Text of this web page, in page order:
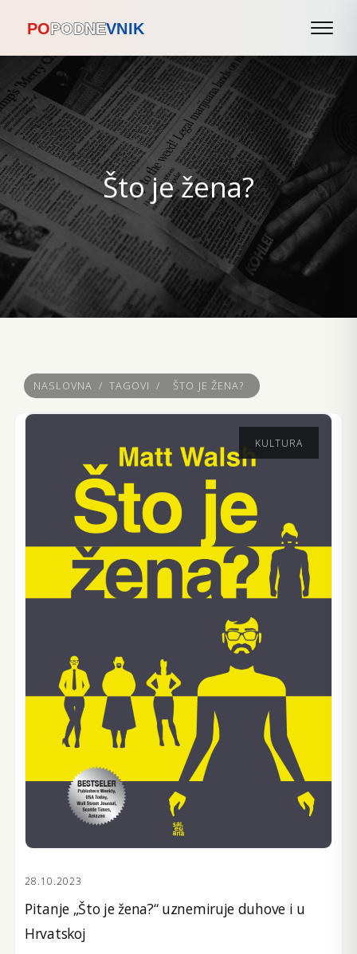
Što je žena?
NASLOVNA / TAGOVI / ŠTO JE ŽENA?
KULTURA
28.10.2023
Pitanje „Što je žena?“ uznemiruje duhove i u
Hrvatskoj